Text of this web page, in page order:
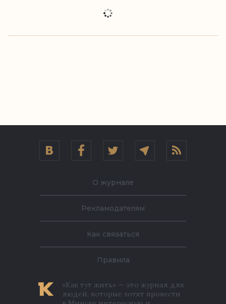
«Как тут жить» — это журнал для
людей, которые хотят провести
О журнале
Рекламодателям
Как связаться
Правила